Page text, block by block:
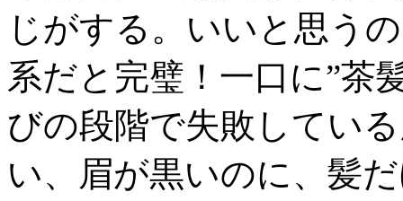
じがする。いいと思う
系だと完璧！一口に”茶
びの段階で失敗してい
い、眉が黒いのに、髪